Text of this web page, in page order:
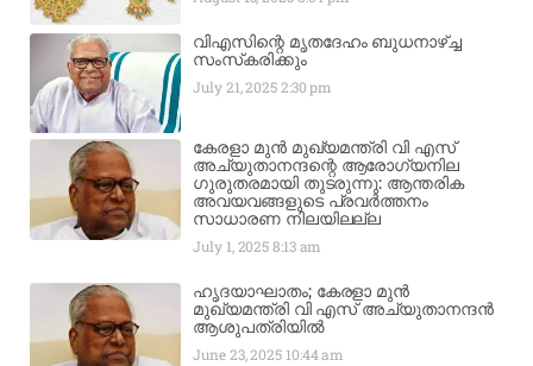
വിഎസിന്റെ മൃതദേഹം ബുധനാഴ്ച്ച
സംസ്‌കരിക്കും
July 21, 20252:30 pm
കേരളാ മുൻ മുഖ്യമന്ത്രി വി എസ്
അച്യുതാനന്ദന്റെ ആരോഗ്യനില
ഗുരുതരമായി തുടരുന്നു: ആന്തരിക
അവയവങ്ങളുടെ പ്രവർത്തനം
സാധാരണ നിലയിലല്ല
July 1, 20258:13 am
ഹൃദയാഘാതം; കേരളാ മുൻ
മുഖ്യമന്ത്രി വി എസ് അച്യുതാനന്ദൻ
ആശുപത്രിയിൽ
June 23, 2025 10:44 am